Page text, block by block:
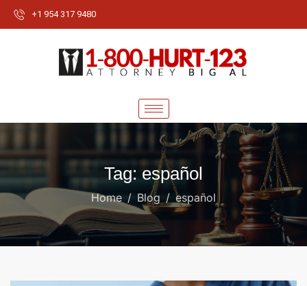
+1 954 317 9480
Tag: español
Home Blog español